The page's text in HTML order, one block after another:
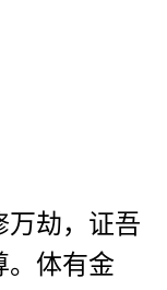
万劫，证吾
。体有金